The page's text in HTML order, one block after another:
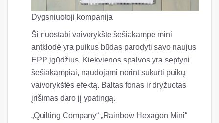
Dygsniuotoji kompanija
Ši nuostabi vaivorykštė šešiakampė mini
antklodė yra puikus būdas parodyti savo naujus
EPP įgūdžius. Kiekvienos spalvos yra septyni
šešiakampiai, naudojami norint sukurti puikų
vaivorykštės efektą. Baltas fonas ir dryžuotas
įrišimas daro jį ypatingą.
„Quilting Company“ „Rainbow Hexagon Mini“